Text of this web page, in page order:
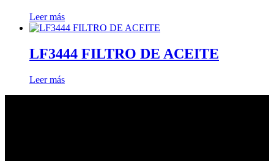
Leer más
LF3444 FILTRO DE ACEITE
Leer más